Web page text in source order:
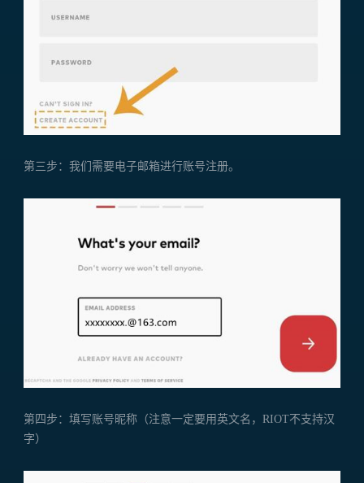
第三步：我们需要电子邮箱进行账号注册。
第四步：填写账号昵称（注意一定要用英文名，RIOT不支持汉
字）